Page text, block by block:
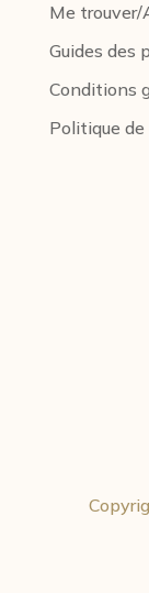
Me trouver/
Guides des
Conditions
Politique